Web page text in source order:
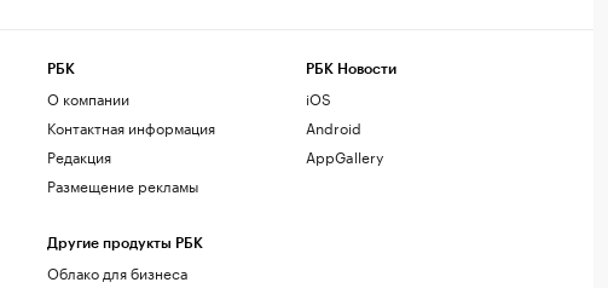
РБК
О компании
Контактная информация
Редакция
Размещение рекламы
Другие продукты РБК
Облако для бизнеса
РБК Новости
iOS
Android
AppGallery